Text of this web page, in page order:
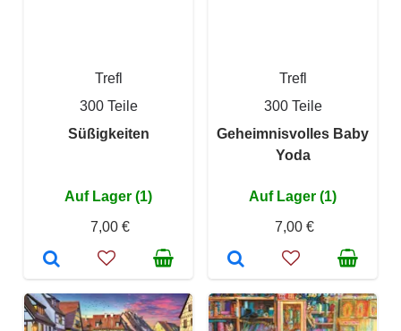
Trefl
300 Teile
Süßigkeiten
Auf Lager (1)
7,00 €
Trefl
300 Teile
Geheimnisvolles Baby
Yoda
Auf Lager (1)
7,00 €